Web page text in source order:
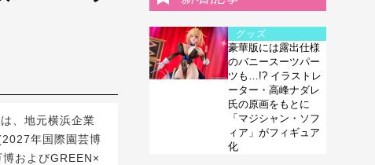
、地元横浜企業
年国際園芸博
およびGREEN×
グッズ
豪華版には露出仕様
のバニースーツパー
ツも…!? イラストレ
ーター・高峰ナダレ
氏の原画をもとに
「マジシャン・ソフ
ィア」がフィギュア
化